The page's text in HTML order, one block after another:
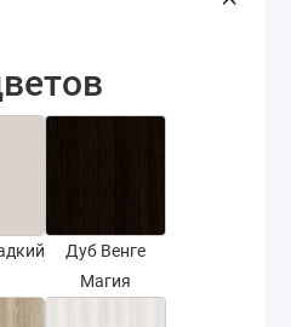
Дуб Венге
Магия